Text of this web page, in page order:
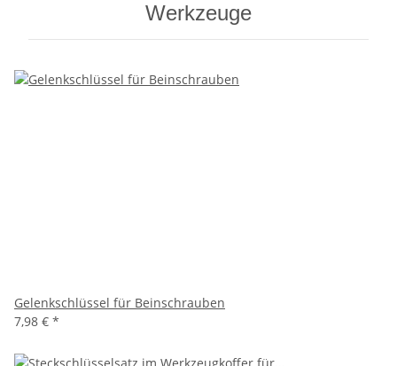
Werkzeuge
Gelenkschlüssel für Beinschrauben
7,98 € *